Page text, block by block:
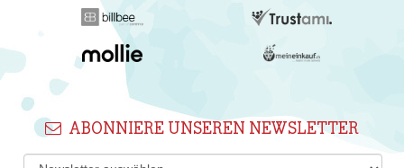
ABONNIERE UNSEREN NEWSLETTER